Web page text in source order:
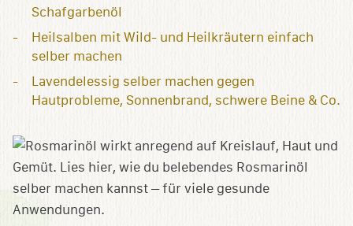
Schafgarbenöl
Heilsalben mit Wild- und Heilkräutern einfach
selber machen
Lavendelessig selber machen gegen
Hautprobleme, Sonnenbrand, schwere Beine & Co.